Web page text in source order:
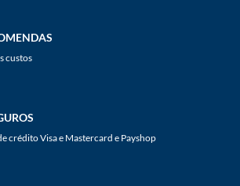
custos
crédito Visa e Mastercard e Payshop